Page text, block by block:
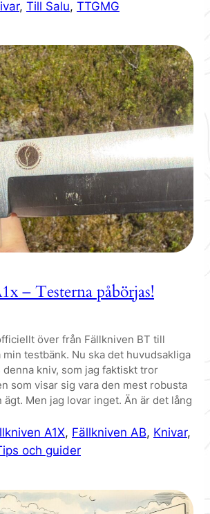
, Till Salu, TTGMG
– Testerna påbörjas!
över från Fällkniven BT till
min testbänk. Nu ska det huvudsakliga
kniv, som jag faktiskt tror
som visar sig vara den mest robusta
ägt. Men jag lovar inget. Än är det lång
A1X, Fällkniven AB, Knivar
och guider